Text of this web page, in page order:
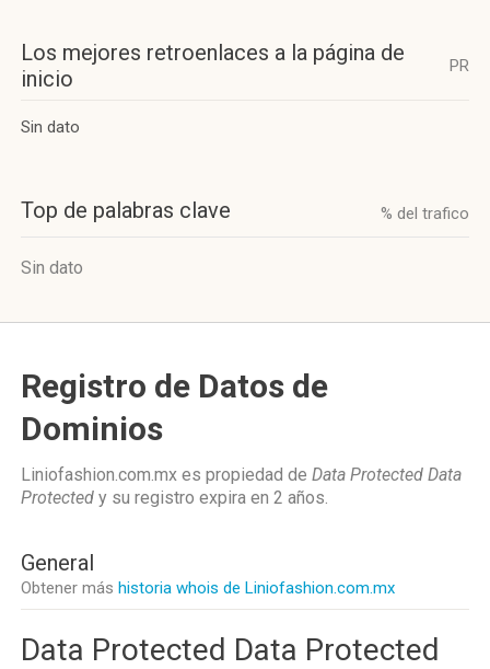
Los mejores retroenlaces a la página de
inicio
PR
Sin dato
Top de palabras clave % del trafico
Sin dato
Registro de Datos de
Dominios
Liniofashion.com.mx es propiedad de Data Protected Data
Protected y su registro expira en 2 años.
General
Obtener más historia whois de Liniofashion.com.mx
Data Protected Data Protected